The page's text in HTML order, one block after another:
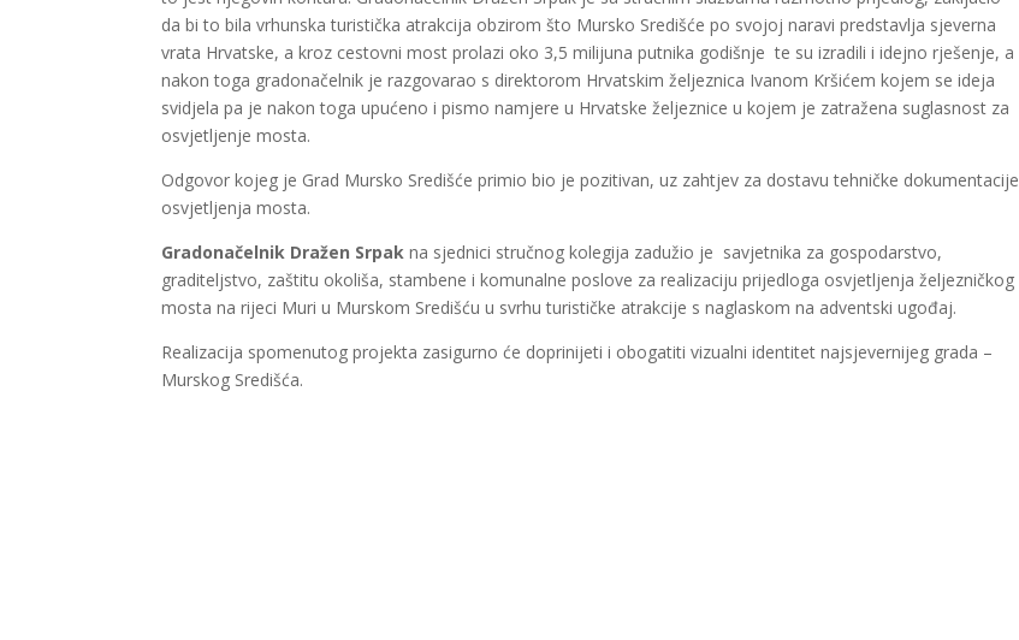
da bi to bila vrhunska turistička atrakcija obzirom što Mursko Središće po svojoj naravi predstavlja sjeverna
vrata Hrvatske, a kroz cestovni most prolazi oko 3,5 milijuna putnika godišnje te su izradili i idejno rješenje, a
nakon toga gradonačelnik je razgovarao s direktorom Hrvatskim željeznica Ivanom Kršićem kojem se ideja
svidjela pa je nakon toga upućeno i pismo namjere u Hrvatske željeznice u kojem je zatražena suglasnost za
osvjetljenje mosta.
Odgovor kojeg je Grad Mursko Središće primio bio je pozitivan, uz zahtjev za dostavu tehničke dokumentacije
osvjetljenja mosta.
Gradonačelnik Dražen Srpak na sjednici stručnog kolegija zadužio je savjetnika za gospodarstvo,
graditeljstvo, zaštitu okoliša, stambene i komunalne poslove za realizaciju prijedloga osvjetljenja željezničkog
mosta na rijeci Muri u Murskom Središću u svrhu turističke atrakcije s naglaskom na adventski ugođaj.
Realizacija spomenutog projekta zasigurno će doprinijeti i obogatiti vizualni identitet najsjevernijeg grada –
Murskog Središća.